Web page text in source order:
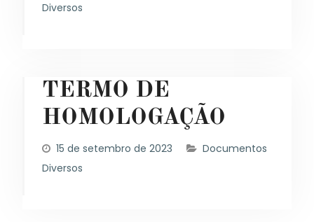
Diversos
TERMO DE
HOMOLOGAÇÃO
15 de setembro de 2023
Documentos
Diversos